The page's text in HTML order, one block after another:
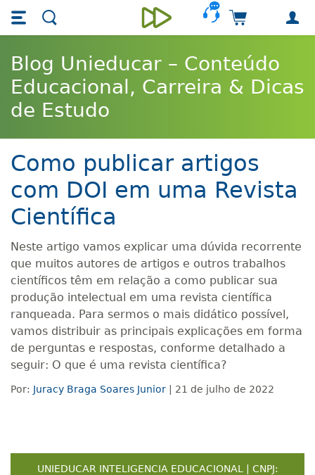
Skip main navigation
Skip to main content
Unieducar
Carrinho de
Blog Unieducar – Conteúdo
Educacional, Carreira & Dicas
de Estudo
Como publicar artigos
com DOI em uma Revista
Científica
Neste artigo vamos explicar uma dúvida recorrente
que muitos autores de artigos e outros trabalhos
científicos têm em relação a como publicar sua
produção intelectual em uma revista científica
ranqueada. Para sermos o mais didático possível,
vamos distribuir as principais explicações em forma
de perguntas e respostas, conforme detalhado a
seguir: O que é uma revista científica?
Por: Juracy Braga Soares Junior | 21 de julho de 2022
UNIEDUCAR INTELIGENCIA EDUCACIONAL | CNPJ: